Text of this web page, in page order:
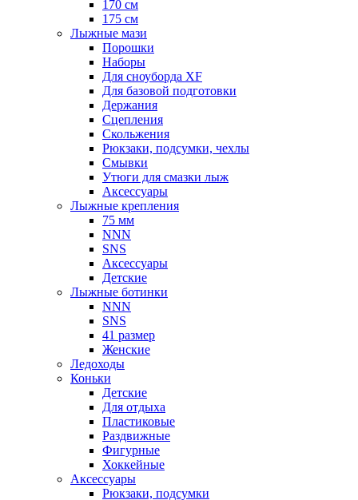
170 см
175 см
Лыжные мази
Порошки
Наборы
Для сноуборда XF
Для базовой подготовки
Держания
Сцепления
Скольжения
Рюкзаки, подсумки, чехлы
Смывки
Утюги для смазки лыж
Аксессуары
Лыжные крепления
75 мм
NNN
SNS
Аксессуары
Детские
Лыжные ботинки
NNN
SNS
41 размер
Женские
Ледоходы
Коньки
Детские
Для отдыха
Пластиковые
Раздвижные
Фигурные
Хоккейные
Аксессуары
Рюкзаки, подсумки